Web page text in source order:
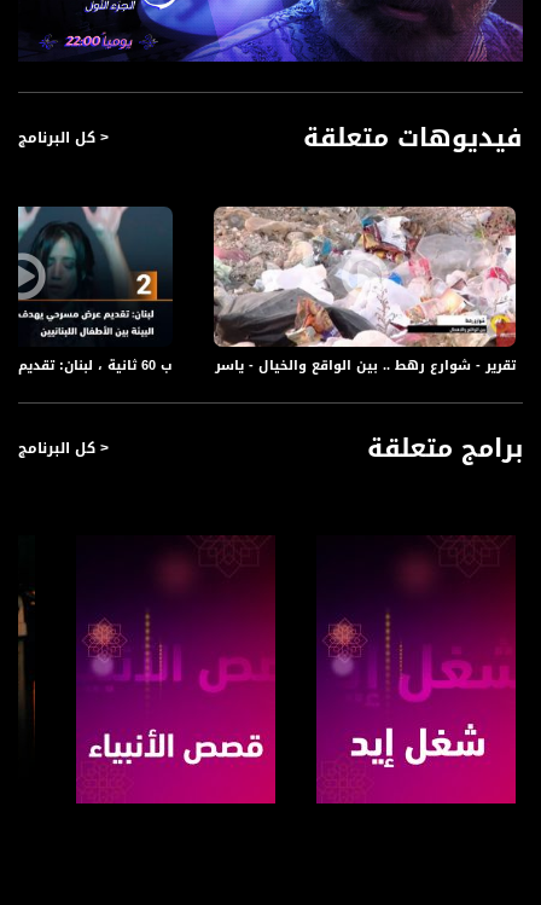
فيديوهات متعلقة < كل البرنامج
ب 60 ثانية ، لبنان: تقديم عرض مسرحي يهدف الى نشر الوعي حول حماية البيئة،3-1-2019
تقرير - شوارع رهط .. بين الواقع والخيال - ياسر العقبي - صباحنا غير- 4.12.2017 - مساواة
برامج متعلقة < كل البرنامج